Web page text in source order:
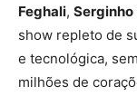
Feghali, Serginho
show repleto de
e tecnológica,
milhões de